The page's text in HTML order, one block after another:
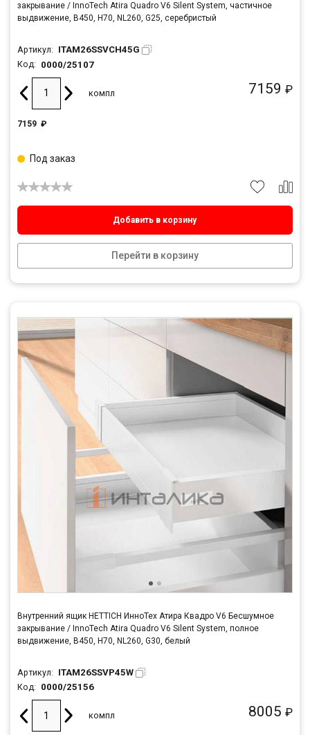
закрывание / InnoTech Atira Quadro V6 Silent System, частичное
выдвижение, B450, H70, NL260, G25, серебристый
Артикул: ITAM26SSVCH45G
Код: 0000/25107
7159 ₽
компл
7159 ₽
Добавить в корзину
Перейти в корзину
Под заказ
Внутренний ящик HETTICH ИнноТех Атира Квадро V6 Бесшумное
закрывание / InnoTech Atira Quadro V6 Silent System, полное
выдвижение, B450, H70, NL260, G30, белый
Артикул: ITAM26SSVP45W
Код: 0000/25156
8005 ₽
компл